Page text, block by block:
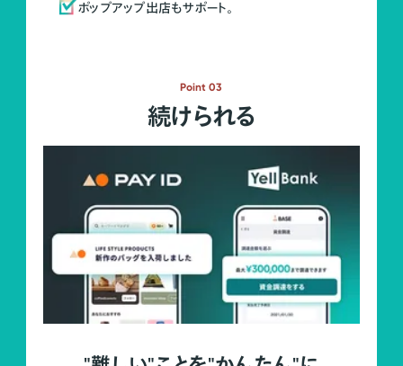
ポップアップ出店もサポート。
Point 03
続けられる